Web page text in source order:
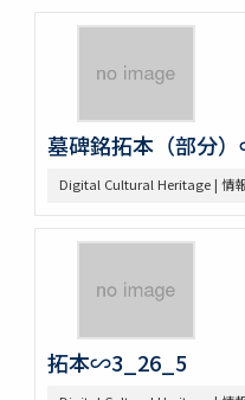
墓碑銘拓本（部分
Digital Cultural Heritage | 情
拓本∽3_26_5